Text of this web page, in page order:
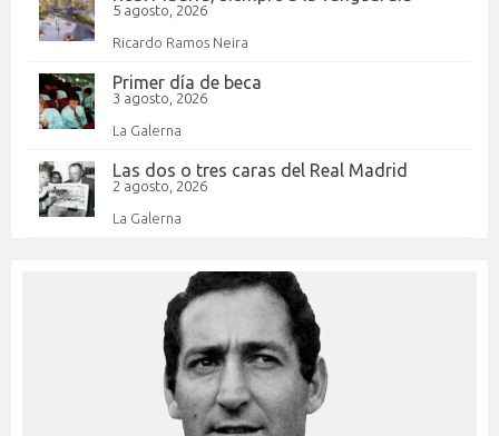
5 agosto, 2026
Ricardo Ramos Neira
Primer día de beca
3 agosto, 2026
La Galerna
Las dos o tres caras del Real Madrid
2 agosto, 2026
La Galerna